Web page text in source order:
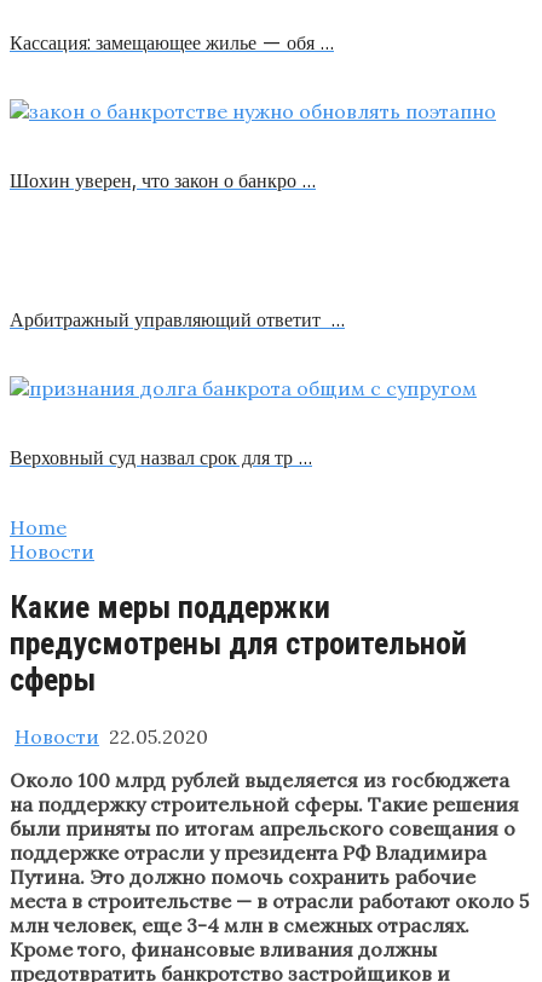
Кассация: замещающее жилье — обя …
Шохин уверен, что закон о банкро …
Арбитражный управляющий ответит …
Верховный суд назвал срок для тр …
Home
Новости
Какие меры поддержки
предусмотрены для строительной
сферы
Новости 22.05.2020
Около 100 млрд рублей выделяется из госбюджета
на поддержку строительной сферы. Такие решения
были приняты по итогам апрельского совещания о
поддержке отрасли у президента РФ Владимира
Путина. Это должно помочь сохранить рабочие
места в строительстве — в отрасли работают около 5
млн человек, еще 3-4 млн в смежных отраслях.
Кроме того, финансовые вливания должны
предотвратить банкротство застройщиков и